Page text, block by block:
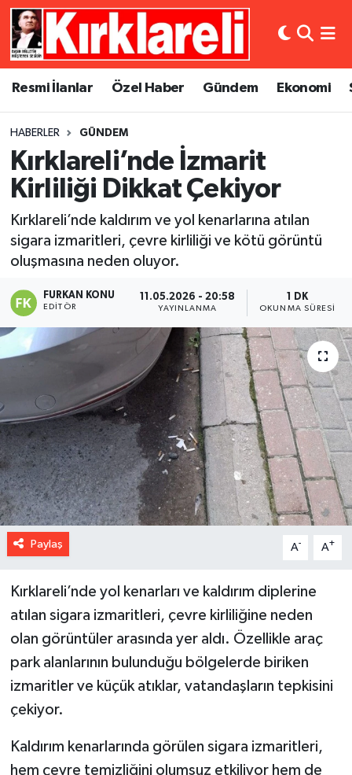
Resmi İlanlar Özel Haber Gündem Ekonomi
HABERLER GÜNDEM
Kırklareli’nde İzmarit
Kirliliği Dikkat Çekiyor
Kırklareli’nde kaldırım ve yol kenarlarına atılan
sigara izmaritleri, çevre kirliliği ve kötü görüntü
oluşmasına neden oluyor.
FURKAN KONU
EDITÖR
11.05.2026 - 20:58
YAYINLANMA
1 DK
OKUNMA SÜRESI
Paylaş A- A+
Kırklareli’nde yol kenarları ve kaldırım diplerine
atılan sigara izmaritleri, çevre kirliliğine neden
olan görüntüler arasında yer aldı. Özellikle araç
park alanlarının bulunduğu bölgelerde biriken
izmaritler ve küçük atıklar, vatandaşların tepkisini
çekiyor.
Kaldırım kenarlarında görülen sigara izmaritleri,
hem çevre temizliğini olumsuz etkiliyor hem de
Resmi İlanlar
Gündem
Ekonomi
Siyaset
Spor
Asayiş
Dünya
Eğitim
Kültür Sanat
Magazin
Medya
Sağlık
Künye
Gizlilik Sözleşmesi
Merkez Nöbetçi Eczaneler
Merkez Trafik Yoğunluk Haritası
Süper Lig Puan Durumu ve Fikstür
Tüm Manşetler
Son Dakika Haberleri
Haber Arşivi